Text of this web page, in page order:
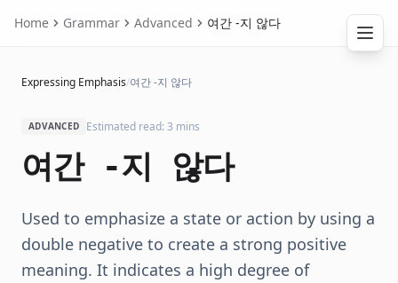
Home Grammar Advanced 여간 -지 않다
Expressing Emphasis/여간 -지 않다
ADVANCED Estimated read: 3 mins
여간 -지 않다
Used to emphasize a state or action by using a
double negative to create a strong positive
meaning. It indicates a high degree of